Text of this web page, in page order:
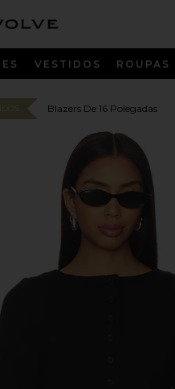
more content
VESTIDOS ROUPAS
Blazers De 16 Polegadas